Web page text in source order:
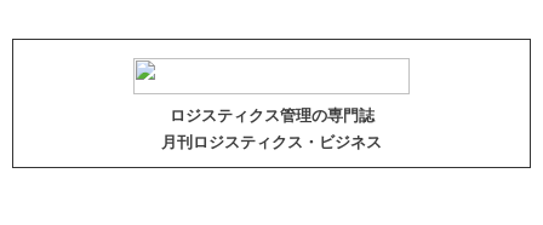
ロジスティクス管理の専門誌
月刊ロジスティクス・ビジネス